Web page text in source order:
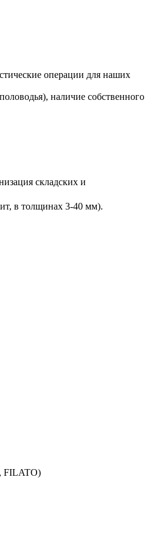
операции для наших
наличие собственного
складских и
в толщинах 3-40 мм).
FILATO)